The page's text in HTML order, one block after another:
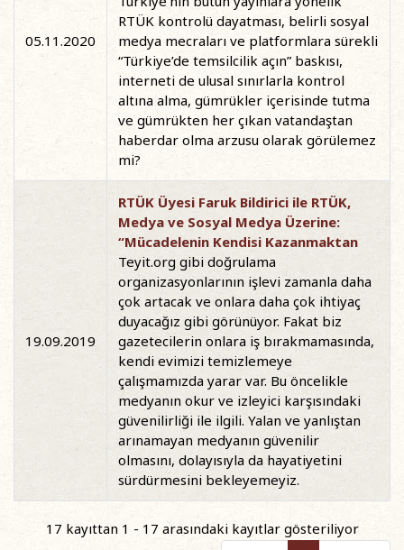
05.11.2020
RTÜK kontrolü dayatması, belirli sosyal
medya mecraları ve platformlara sürekli
“Türkiye’de temsilcilik açın” baskısı,
interneti de ulusal sınırlarla kontrol
altına alma, gümrükler içerisinde tutma
ve gümrükten her çıkan vatandaştan
haberdar olma arzusu olarak görülemez
mi?
19.09.2019
RTÜK Üyesi Faruk Bildirici ile RTÜK,
Medya ve Sosyal Medya Üzerine:
“Mücadelenin Kendisi Kazanmaktan
Teyit.org gibi doğrulama
organizasyonlarının işlevi zamanla daha
çok artacak ve onlara daha çok ihtiyaç
duyacağız gibi görünüyor. Fakat biz
gazetecilerin onlara iş bırakmamasında,
kendi evimizi temizlemeye
çalışmamızda yarar var. Bu öncelikle
medyanın okur ve izleyici karşısındaki
güvenilirliği ile ilgili. Yalan ve yanlıştan
arınamayan medyanın güvenilir
olmasını, dolayısıyla da hayatiyetini
sürdürmesini bekleyemeyiz.
17 kayıttan 1 - 17 arasındaki kayıtlar gösteriliyor